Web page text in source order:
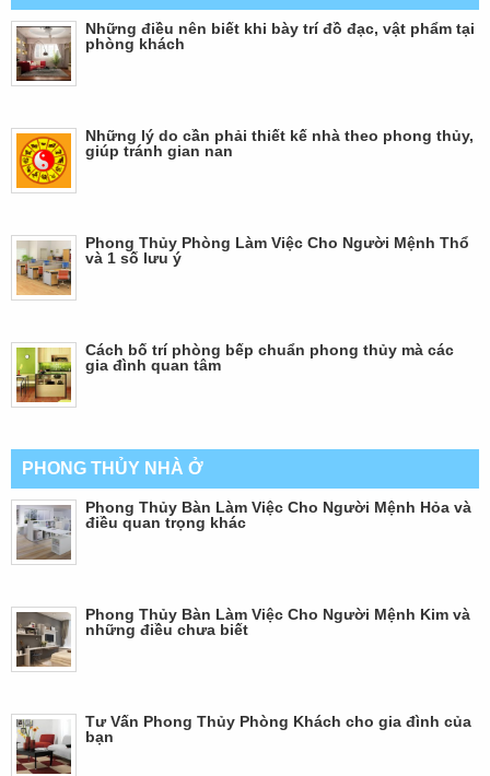
Những điều nên biết khi bày trí đồ đạc, vật phẩm tại
phòng khách
Những lý do cần phải thiết kế nhà theo phong thủy,
giúp tránh gian nan
Phong Thủy Phòng Làm Việc Cho Người Mệnh Thổ
và 1 số lưu ý
Cách bố trí phòng bếp chuẩn phong thủy mà các
gia đình quan tâm
PHONG THỦY NHÀ Ở
Phong Thủy Bàn Làm Việc Cho Người Mệnh Hỏa và
điều quan trọng khác
Phong Thủy Bàn Làm Việc Cho Người Mệnh Kim và
những điều chưa biết
Tư Vấn Phong Thủy Phòng Khách cho gia đình của
bạn